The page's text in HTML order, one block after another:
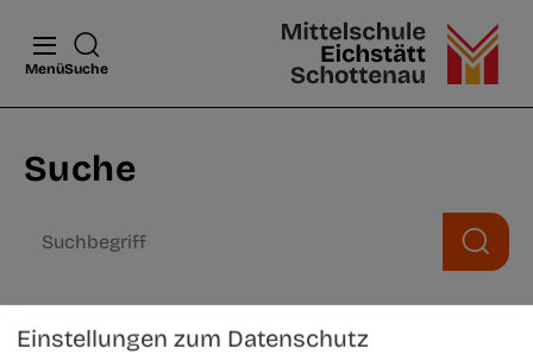
MenüSuche
Suche
Einstellungen zum Datenschutz